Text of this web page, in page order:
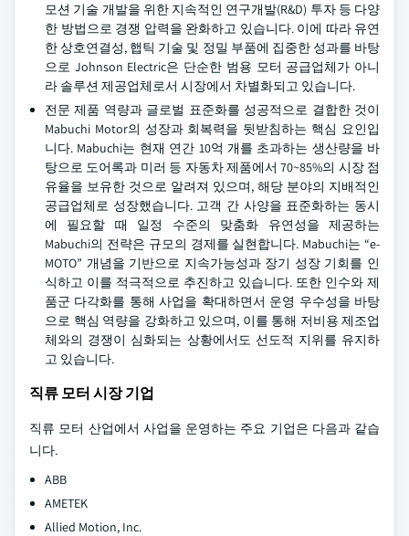
모션 기술 개발을 위한 지속적인 연구개발(R&D) 투자 등 다양
한 방법으로 경쟁 압력을 완화하고 있습니다. 이에 따라 유연
한 상호연결성, 햅틱 기술 및 정밀 부품에 집중한 성과를 바탕
으로 Johnson Electric은 단순한 범용 모터 공급업체가 아니
라 솔루션 제공업체로서 시장에서 차별화되고 있습니다.
전문 제품 역량과 글로벌 표준화를 성공적으로 결합한 것이
Mabuchi Motor의 성장과 회복력을 뒷받침하는 핵심 요인입
니다. Mabuchi는 현재 연간 10억 개를 초과하는 생산량을 바
탕으로 도어록과 미러 등 자동차 제품에서 70~85%의 시장 점
유율을 보유한 것으로 알려져 있으며, 해당 분야의 지배적인
공급업체로 성장했습니다. 고객 간 사양을 표준화하는 동시
에 필요할 때 일정 수준의 맞춤화 유연성을 제공하는
Mabuchi의 전략은 규모의 경제를 실현합니다. Mabuchi는 “e-
MOTO” 개념을 기반으로 지속가능성과 장기 성장 기회를 인
식하고 이를 적극적으로 추진하고 있습니다. 또한 인수와 제
품군 다각화를 통해 사업을 확대하면서 운영 우수성을 바탕
으로 핵심 역량을 강화하고 있으며, 이를 통해 저비용 제조업
체와의 경쟁이 심화되는 상황에서도 선도적 지위를 유지하
고 있습니다.
직류 모터 시장 기업
직류 모터 산업에서 사업을 운영하는 주요 기업은 다음과 같습
니다.
ABB
AMETEK
Allied Motion, Inc.